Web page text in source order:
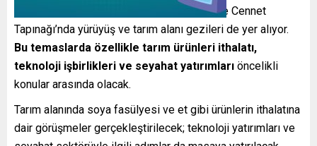
yapacak. Program kapsamında Şi ile birlikte Cennet
Tapınağı’nda yürüyüş ve tarım alanı gezileri de yer alıyor.
Bu temaslarda özellikle tarım ürünleri ithalatı,
teknoloji işbirlikleri ve seyahat yatırımları öncelikli
konular arasında olacak.
Tarım alanında soya fasülyesi ve et gibi ürünlerin ithalatına
dair görüşmeler gerçekleştirilecek; teknoloji yatırımları ve